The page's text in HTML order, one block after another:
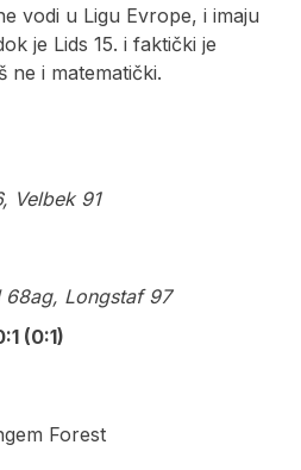
vodi u Ligu Evrope, i imaju
je Lids 15. i faktički je
ne i matematički.
Velbek 91
Longstaf 97
(0:1)
Forest